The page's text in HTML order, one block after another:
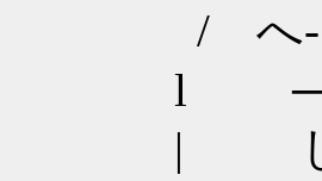
/
l ─
| し